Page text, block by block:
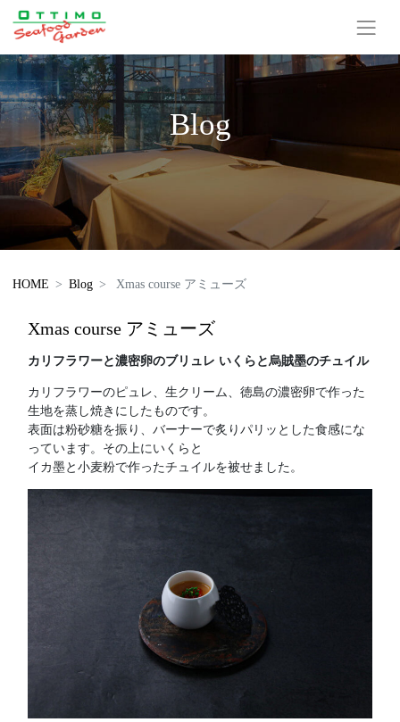
Blog
HOME Blog Xmas course アミューズ
Xmas course アミューズ
カリフラワーと濃密卵のブリュレ いくらと烏賊墨のチュイル
カリフラワーのピュレ、生クリーム、徳島の濃密卵で作った
生地を蒸し焼きにしたものです。
表面は粉砂糖を振り、バーナーで炙りパリッとした食感にな
っています。その上にいくらと
イカ墨と小麦粉で作ったチュイルを被せました。